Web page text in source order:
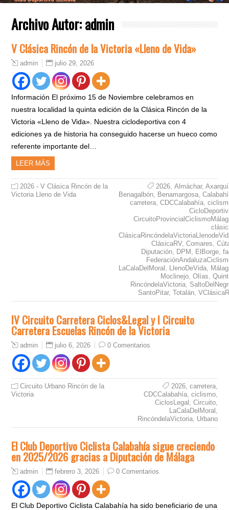
Archivo Autor:admin
V Clásica Rincón de la Victoria «Lleno de Vida»
admin julio 29, 2026
Información El próximo 15 de Noviembre celebramos en
nuestra localidad la quinta edición de la Clásica Rincón de la
Victoria «Lleno de Vida». Nuestra ciclodeportiva con 4
ediciones ya de historia ha conseguido hacerse un hueco como
referente importante del…
LEER MÁS
2026 - V Clásica Rincón de la
Victoria Lleno de Vida
2026 ,Almáchar,
Benagalbón Benamargosa ,
carretera ,CDCCalabahía ,
ClásicaRV,Comares ,
Diputación DPM ElBorge ,
LaCalaDelMoral
LlenoDeVida
Moclinejo ,Olías ,
RincóndelaVictoria
SantoPitar,Totalán ,
IV Circuito Carretera Ciclos&Legal y I Circuito
Carretera Escuelas Rincón de la Victoria
admin julio 6, 2026 0 Comentarios
Circuito Urbano Rincón de la
Victoria
2026, carretera,
CDCCalabahía, ciclismo,
CiclosLegal Circuito,
LaCalaDelMoral
RincóndelaVictoria, Urbano
El Club Deportivo Ciclista Calabahía sigue creciendo
en 2025/2026 gracias a Diputación de Málaga
admin febrero 3, 2026 0 Comentarios
El Club Deportivo Ciclista Calabahía ha sido beneficiario de una